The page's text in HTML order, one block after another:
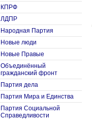
КПРФ
ЛДПР
Народная Партия
Новые люди
Новые Правые
Объединённый
гражданский фронт
Партия дела
Партия Мира и Единства
Партия Социальной
Справедливости